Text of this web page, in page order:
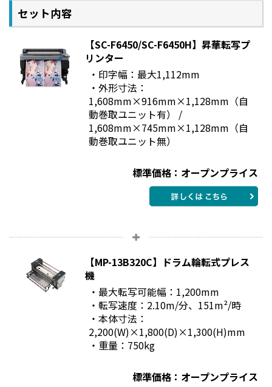
セット内容
【SC-F6450/SC-F6450H】昇華転写プ
リンター
・印字幅：最大1,112mm
・外形寸法：
1,608mm×916mm×1,128mm（自
動巻取ユニット有） /
1,608mm×745mm×1,128mm（自
動巻取ユニット無）
標準価格：オープンプライス
【MP-13B320C】ドラム輪転式プレス
機
・最大転写可能幅：1,200mm
・転写速度：2.10m/分、151m²/時
・本体寸法：
2,200(W)×1,800(D)×1,300(H)mm
・重量：750kg
標準価格：オープンプライス